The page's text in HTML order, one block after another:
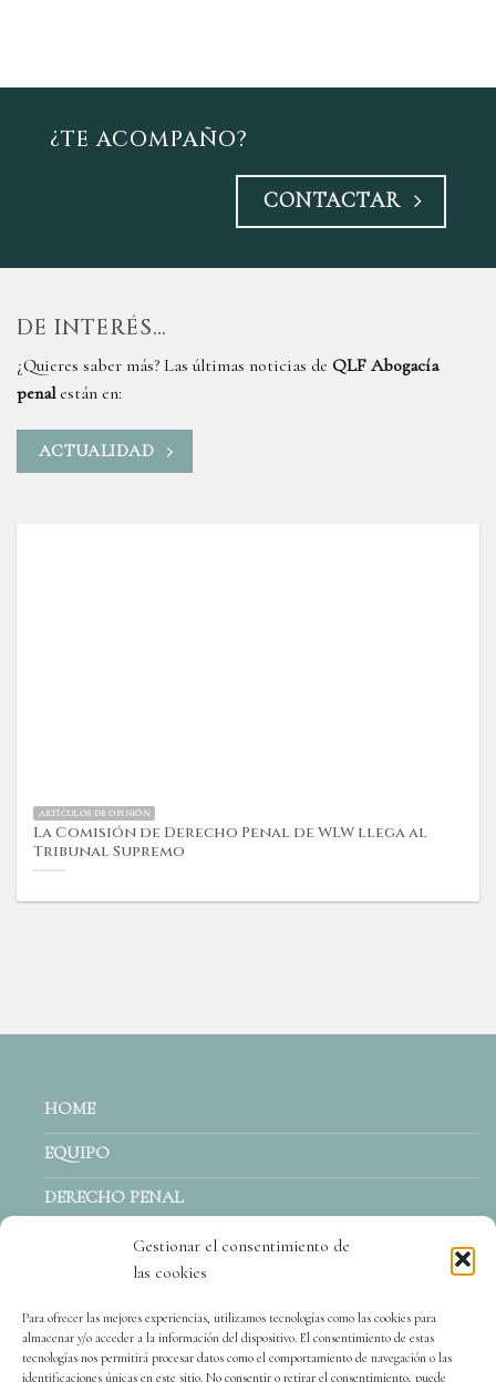
Gestionar el consentimiento de
las cookies
Para ofrecer las mejores experiencias, utilizamos tecnologías como las cookies para
almacenar y/o acceder a la información del dispositivo. El consentimiento de estas
tecnologías nos permitirá procesar datos como el comportamiento de navegación o las
identificaciones únicas en este sitio. No consentir o retirar el consentimiento, puede
¿TE ACOMPAÑO?
CONTACTAR
DE INTERÉS…
¿Quieres saber más? Las últimas noticias de QLF Abogacía
penalestán en:
ACTUALIDAD
ARTÍCULOS DE OPINIÓN
La Comisión de Derecho Penal de WLW llega al
Tribunal Supremo
HOME
EQUIPO
DERECHO PENAL
ACTUALIDAD
CONTACTO